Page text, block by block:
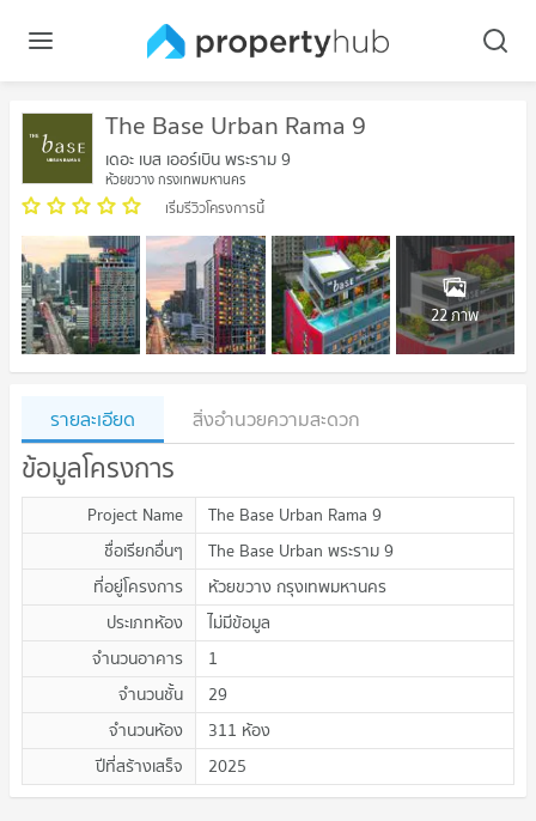
The Base Urban Rama 9
เดอะ เบส เออร์เบิน พระราม 9
ห้วยขวาง กรุงเทพมหานคร
เริ่มรีวิวโครงการนี้
22 ภาพ
รายละเอียด สิ่งอำนวยความสะดวก
ข้อมูลโครงการ
Project Name
The Base Urban Rama 9
ชื่อเรียกอื่นๆ
The Base Urban พระราม 9
ที่อยู่โครงการ
ห้วยขวาง กรุงเทพมหานคร
ประเภทห้อง
ไม่มีข้อมูล
จำนวนอาคาร
1
จำนวนชั้น
29
จำนวนห้อง
311 ห้อง
ปีที่สร้างเสร็จ
2025